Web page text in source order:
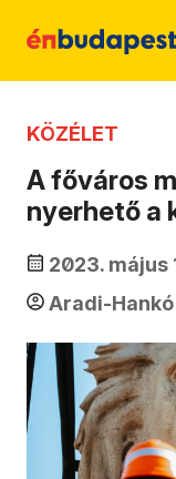
KÖZÉLET
A főváros
nyerhető a
2023. május
Aradi-